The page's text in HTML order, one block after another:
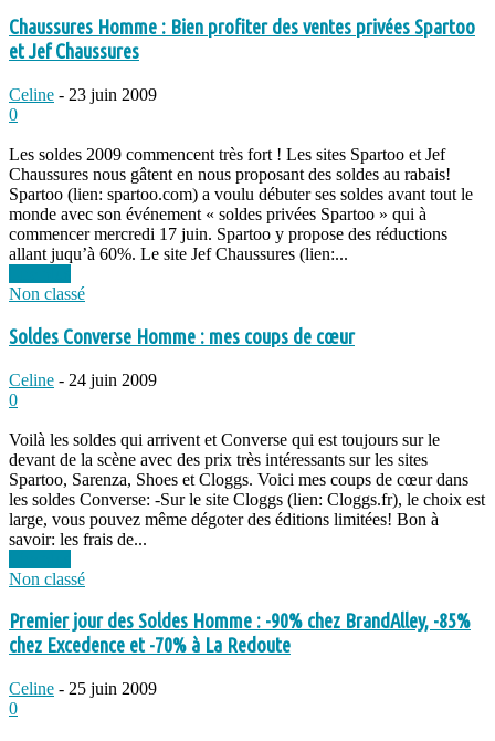
Chaussures Homme : Bien profiter des ventes privées Spartoo
et Jef Chaussures
Celine - 23 juin 2009
0
Les soldes 2009 commencent très fort ! Les sites Spartoo et Jef
Chaussures nous gâtent en nous proposant des soldes au rabais!
Spartoo (lien: spartoo.com) a voulu débuter ses soldes avant tout le
monde avec son événement « soldes privées Spartoo » qui à
commencer mercredi 17 juin. Spartoo y propose des réductions
allant juqu’à 60%. Le site Jef Chaussures (lien:...
Non classé
Soldes Converse Homme : mes coups de cœur
Celine - 24 juin 2009
0
Voilà les soldes qui arrivent et Converse qui est toujours sur le
devant de la scène avec des prix très intéressants sur les sites
Spartoo, Sarenza, Shoes et Cloggs. Voici mes coups de cœur dans
les soldes Converse: -Sur le site Cloggs (lien: Cloggs.fr), le choix est
large, vous pouvez même dégoter des éditions limitées! Bon à
savoir: les frais de...
Non classé
Premier jour des Soldes Homme : -90% chez BrandAlley, -85%
chez Excedence et -70% à La Redoute
Celine - 25 juin 2009
0